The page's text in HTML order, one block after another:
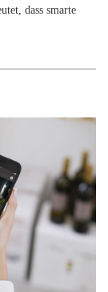
dass smarte